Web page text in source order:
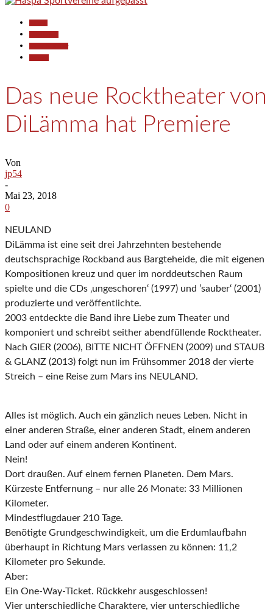
Das neue Rocktheater von
DiLämma hat Premiere
Von
jp54
-
Mai 23, 2018
0
NEULAND
DiLämma ist eine seit drei Jahrzehnten bestehende
deutschsprachige Rockband aus Bargteheide, die mit eigenen
Kompositionen kreuz und quer im norddeutschen Raum
spielte und die CDs ‚ungeschoren‘ (1997) und ’sauber‘ (2001)
produzierte und veröffentlichte.
2003 entdeckte die Band ihre Liebe zum Theater und
komponiert und schreibt seither abendfüllende Rocktheater.
Nach GIER (2006), BITTE NICHT ÖFFNEN (2009) und STAUB
& GLANZ (2013) folgt nun im Frühsommer 2018 der vierte
Streich – eine Reise zum Mars ins NEULAND.
Alles ist möglich. Auch ein gänzlich neues Leben. Nicht in
einer anderen Straße, einer anderen Stadt, einem anderen
Land oder auf einem anderen Kontinent.
Nein!
Dort draußen. Auf einem fernen Planeten. Dem Mars.
Kürzeste Entfernung – nur alle 26 Monate: 33 Millionen
Kilometer.
Mindestflugdauer 210 Tage.
Benötigte Grundgeschwindigkeit, um die Erdumlaufbahn
überhaupt in Richtung Mars verlassen zu können: 11,2
Kilometer pro Sekunde.
Aber:
Ein One-Way-Ticket. Rückkehr ausgeschlossen!
Vier unterschiedliche Charaktere, vier unterschiedliche